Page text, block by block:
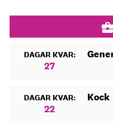
DAGAR KVAR:
27
DAGAR KVAR:
22
Kock